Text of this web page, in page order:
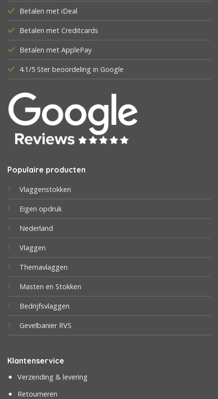
Betalen met iDeal
Betalen met Creditcards
Betalen met ApplePay
4.1/5 Ster beoordeling in Google
Populaire producten
Vlaggenstokken
Eigen opdruk
Nederland
Vlaggen
Themavlaggen
Masten en Stokken
Bedrijfsvlaggen
Gevelbanier RVS
Klantenservice
Verzending & levering
Retourneren